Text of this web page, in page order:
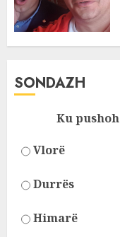
SONDAZH
Ku
Vlorë
Durrës
Himarë